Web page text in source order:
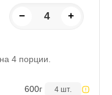
− 4 +
4 порции.
600г 4 шт.